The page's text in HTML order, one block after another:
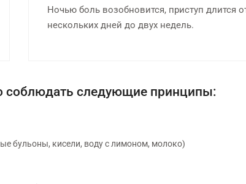
Ночью боль возобновится, приступ длится
нескольких дней до двух недель.
соблюдать следующие принципы:
бульоны, кисели, воду с лимоном, молоко)